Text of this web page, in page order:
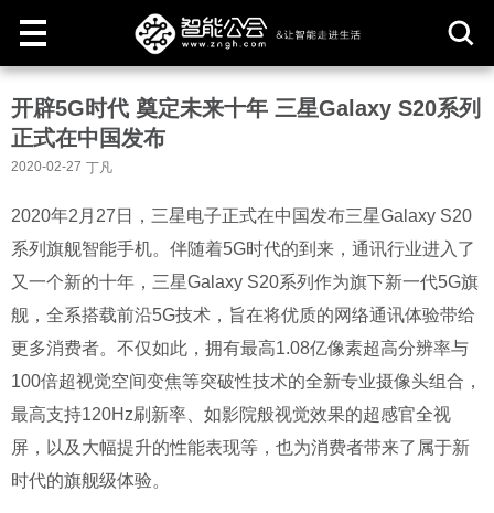
取
开辟5G时代 奠定未来十年 三星Galaxy S20系列
正式在中国发布
2020-02-27 丁凡
2020年2月27日，三星电子正式在中国发布三星Galaxy S20
系列旗舰智能手机。伴随着5G时代的到来，通讯行业进入了
又一个新的十年，三星Galaxy S20系列作为旗下新一代5G旗
舰，全系搭载前沿5G技术，旨在将优质的网络通讯体验带给
更多消费者。不仅如此，拥有最高1.08亿像素超高分辨率与
100倍超视觉空间变焦等突破性技术的全新专业摄像头组合，
最高支持120Hz刷新率、如影院般视觉效果的超感官全视
屏，以及大幅提升的性能表现等，也为消费者带来了属于新
时代的旗舰级体验。